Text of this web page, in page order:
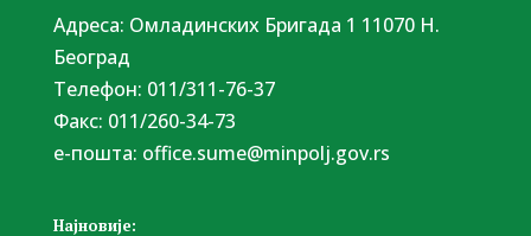
Адреса: Омладинских Бригада 1 11070 Н.
Београд
Tелефон: 011/311-76-37
Факс: 011/260-34-73
е-пошта: office.sume@minpolj.gov.rs
Најновије: